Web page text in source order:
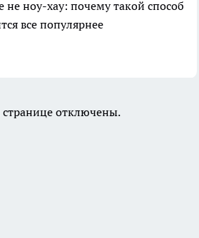
ноу-хау: почему такой способ
все популярнее
отключены.